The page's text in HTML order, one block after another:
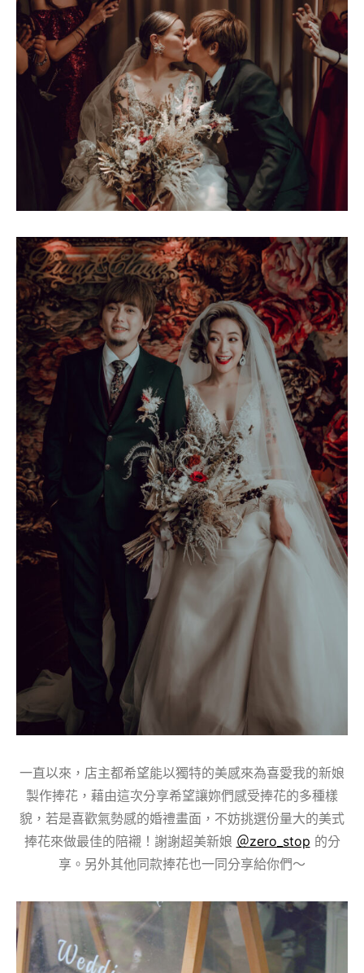
一直以來，店主都希望能以獨特的美感來為喜愛我的新娘
製作捧花，藉由這次分享希望讓妳們感受捧花的多種樣
貌，若是喜歡氣勢感的婚禮畫面，不妨挑選份量大的美式
捧花來做最佳的陪襯！謝謝超美新娘 ＠zero_stop 的分
享。另外其他同款捧花也一同分享給你們～